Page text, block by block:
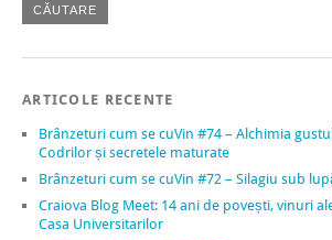
ARTICOLE RECENTE
Brânzeturi cum se cuVin #74 – Alchimia
Codrilor și secretele maturate
Brânzeturi cum se cuVin #72 – Silagiu sub
Craiova Blog Meet: 14 ani de povești, vinuri
Casa Universitarilor